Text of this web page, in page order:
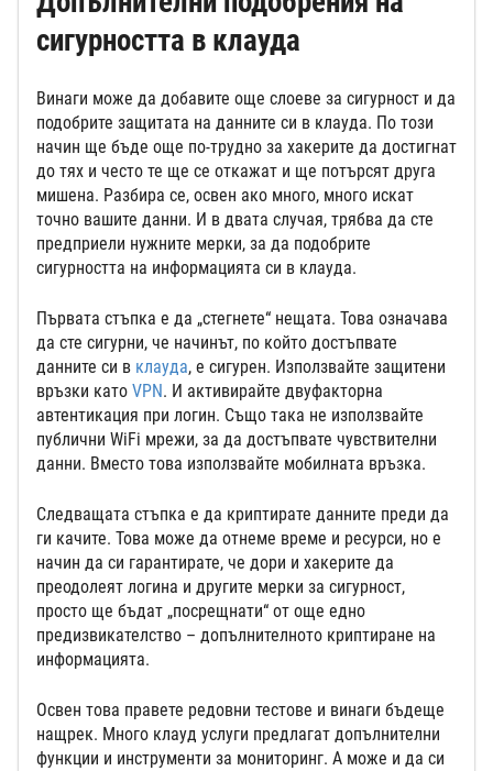
сигурността в клауда
Винаги може да добавите още слоеве за сигурност и да
подобрите защитата на данните си в клауда. По този
начин ще бъде още по-трудно за хакерите да достигнат
до тях и често те ще се откажат и ще потърсят друга
мишена. Разбира се, освен ако много, много искат
точно вашите данни. И в двата случая, трябва да сте
предприели нужните мерки, за да подобрите
сигурността на информацията си в клауда.
Първата стъпка е да „стегнете“ нещата. Това означава
да сте сигурни, че начинът, по който достъпвате
данните си в клауда, е сигурен. Използвайте защитени
връзки като VPN. И активирайте двуфакторна
автентикация при логин. Също така не използвайте
публични WiFi мрежи, за да достъпвате чувствителни
данни. Вместо това използвайте мобилната връзка.
Следващата стъпка е да криптирате данните преди да
ги качите. Това може да отнеме време и ресурси, но е
начин да си гарантирате, че дори и хакерите да
преодолеят логина и другите мерки за сигурност,
просто ще бъдат „посрещнати“ от още едно
предизвикателство – допълнителното криптиране на
информацията.
Освен това правете редовни тестове и винаги бъдеще
нащрек. Много клауд услуги предлагат допълнителни
функции и инструменти за мониторинг. А може и да си